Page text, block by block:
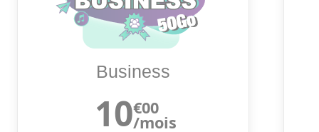
Business
10€00
/mois